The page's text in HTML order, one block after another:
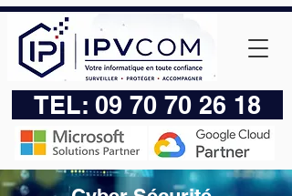
TEL: 09 70 70 26 18